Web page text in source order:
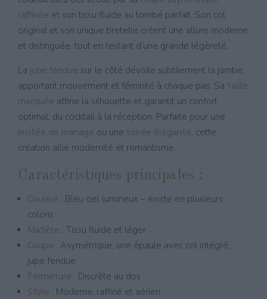
raffinée et son tissu fluide au tombé parfait. Son col
original et son unique bretelle créent une allure moderne
et distinguée, tout en restant d’une grande légèreté.
La jupe fendue sur le côté dévoile subtilement la jambe,
apportant mouvement et féminité à chaque pas. Sa taille
marquée affine la silhouette et garantit un confort
optimal, du cocktail à la réception. Parfaite pour une
invitée de mariage ou une soirée élégante, cette
création allie modernité et romantisme.
Caractéristiques principales :
Couleur : Bleu ciel lumineux – existe en plusieurs
coloris
Matière : Tissu fluide et léger
Coupe : Asymétrique, une épaule avec col intégré,
jupe fendue
Fermeture : Discrète au dos
Style : Moderne, raffiné et aérien